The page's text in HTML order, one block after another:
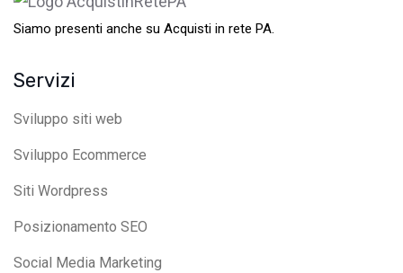
Siamo presenti anche su Acquisti in rete PA.
Servizi
Sviluppo siti web
Sviluppo Ecommerce
Siti Wordpress
Posizionamento SEO
Social Media Marketing